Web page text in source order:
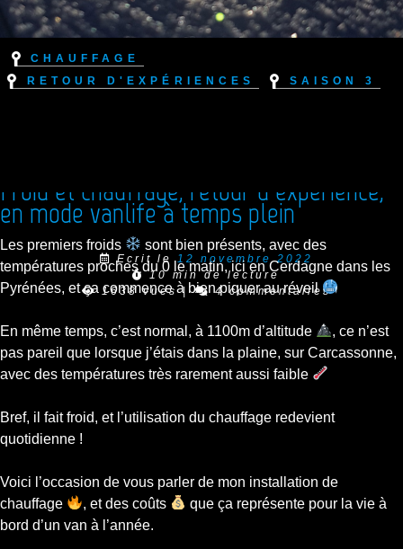
Chauffage
Retour d'expériences
Saison 3
Froid et chauffage, retour d’expérience,
en mode vanlife à temps plein
Ecrit le12 novembre 2022
10 min de lecture
1638 vues | 4 commentaires
Les premiers froids
sont bien présents, avec des
températures proches du 0 le matin, ici en Cerdagne dans les
Pyrénées, et ça commence à bien piquer au réveil
En même temps, c’est normal, à 1100m d’altitude
, ce n’est
pas pareil que lorsque j’étais dans la plaine, sur Carcassonne,
avec des températures très rarement aussi faible
Bref, il fait froid, et l’utilisation du chauffage redevient
quotidienne !
Voici l’occasion de vous parler de mon installation de
chauffage
, et des coûts
que ça représente pour la vie à
bord d’un van à l’année.